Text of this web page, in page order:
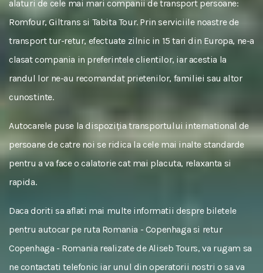
alaturi de cele mai mari companii de transport persoane:
Romfour, Giltrans si Tabita Tour. Prin serviciile noastre de
transport tur-retur, efectuate zilnic in 15 tari din Europa, ne-a
clasat compania in preferintele clientilor, iar acestia la
randul lor ne-au recomandat prietenilor, familiei sau altor
cunostinte.
Autocarele puse la dispoziția transportului international de
persoane de catre noi se ridica la cele mai inalte standarde
pentru a va face o calatorie cat mai placuta, relaxanta si
rapida.
Daca doriti sa aflati mai multe informatii despre biletele
pentru autocar pe ruta Romania - Copenhaga si retur
Copenhaga - Romania realizate de Aliseb Tours, va rugam sa
ne contactati telefonic iar unul din operatorii nostri o sa va